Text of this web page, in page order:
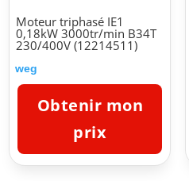
Moteur triphasé IE1
0,18kW 3000tr/min B34T
230/400V (12214511)
weg
Obtenir mon
prix